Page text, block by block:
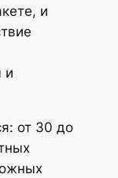
и
и
от 30 до